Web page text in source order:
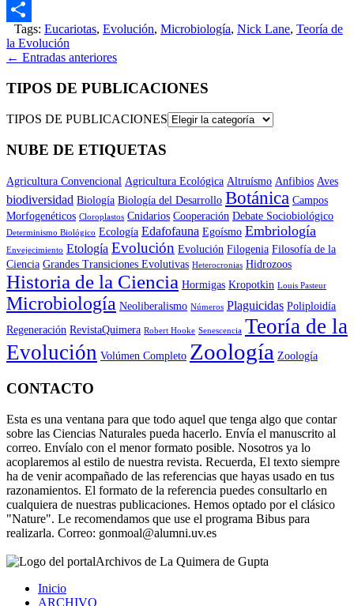
Email
Compartir
Tags: Eucariotas, Evolución, Microbiología, Nick Lane, Teoría de
la Evolución
← Entradas anteriores
TIPOS DE PUBLICACIONES
TIPOS DE PUBLICACIONES
NUBE DE ETIQUETAS
Agricultura Convencional Agricultura Ecológica Altruísmo Anfibios Aves
biodiversidad Biología Biología del Desarrollo Botánica Campos
Morfogenéticos Cloroplastos Cnidarios Cooperación Debate Sociobiológico
Determinismo Biológico Ecología Edafofauna Egoísmo Embriología
Envejecimiento Etología Evolución Evolución Filogenia Filosofía de la
Ciencia Grandes Transiciones Evolutivas Heterocronias Hidrozoos
Historia de la Ciencia Hormigas Kropotkin Louis Pasteur
Microbiología Neoliberalismo Números Plaguicidas Poliploidía
Regeneración RevistaQuimera Robert Hooke Senescencia Teoría de la
Evolución Volúmen Completo Zoología Zoología
CONTACTO
Esta es una ventana para que todo aquel que tenga algo que contar
sobre las Ciencias Naturales pueda hacerlo. Envía el manuscrito al
correo. Envíalo con el menor formato posible. Nosotros ya lo
acoplaremos al estilo de nuestra revista. Recuerda, El texto siempre
ha de venir acompañado de las referencias que hayas usado en tus
razonamientos. El formato de la referencia puedes consultarlo en
cualquiera de nuestras publicaciones. Hemos optado por el clásico
"Nature". Le recomendamos que use el programa Bibus para
realizarla. Correo: gonmoal@alumni.uv.es
Archivos de La Quimera de Gupta
Inicio
ARCHIVO